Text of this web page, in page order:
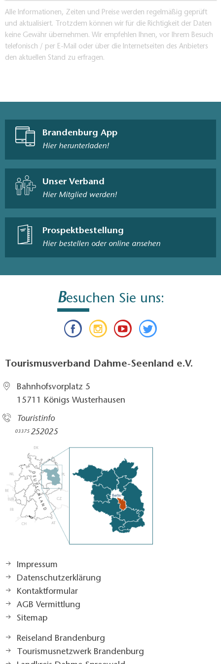
Alle Informationen, Zeiten und Preise werden regelmäßig geprüft
und aktualisiert. Trotzdem können wir für die Richtigkeit der Daten
keine Gewähr übernehmen. Wir empfehlen Ihnen, vor Ihrem Besuch
telefonisch / per E-Mail oder über die Internetseiten des Anbieters
den aktuellen Stand zu erfragen.
Brandenburg App
Hier herunterladen!
Unser Verband
Hier Mitglied werden!
Prospektbestellung
Hier bestellen oder online ansehen
Besuchen Sie uns:
Tourismusverband Dahme-Seenland e.V.
Bahnhofsvorplatz 5​
15711 Königs Wusterhausen
Touristinfo
03375252025​
Impressum
Datenschutzerklärung
Kontaktformular
AGB Vermittlung
Sitemap
Reiseland Brandenburg
Tourismusnetzwerk Brandenburg